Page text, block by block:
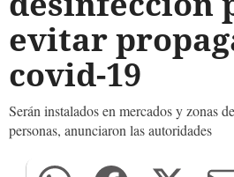
evitar
covid-19
Serán instalados en mercados y zonas
personas, anunciaron las autoridades